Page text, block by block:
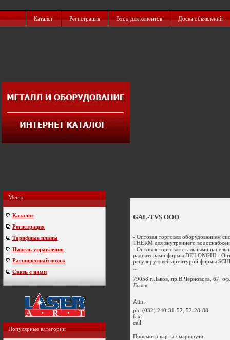
Каталог Регистрация Вход для клиентов Доска обьявлений
Меню
Каталог
Регистрация
Тарифные планы
Панель управления
Расширенный поиск
Связь с нами
Популярные категории
GAL-TVS ООО
- Оптовая торговля оборудованием
THERM для внутреннего
- Оптовая торговля стальными
радиаторами фирмы DЕ'LОNGHІ -
регулирующей арматурой фирмы
79058 г.Львов, пр.В.Черновола, 67,
Львов
Attn:
ph: (032) 240-31-52, 52-28-88
fax:
cell:
Просмотр карты / маршрута